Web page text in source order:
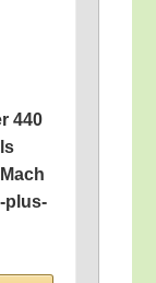
440
plus-